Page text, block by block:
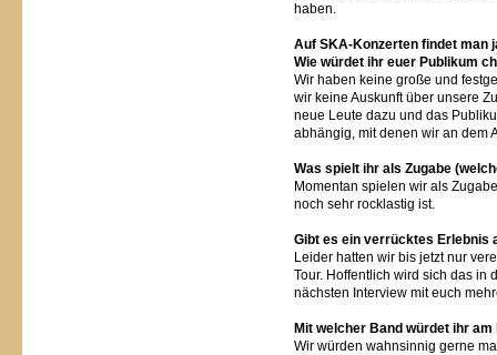
haben.
Auf SKA-Konzerten findet man
Wie würdet ihr euer Publikum
Wir haben keine große und
wir keine Auskunft über unsere
neue Leute dazu und das
abhängig, mit denen wir an dem
Was spielt ihr als Zugabe
Momentan spielen wir als
noch sehr rocklastig ist.
Gibt es ein verrücktes Erlebnis
Leider hatten wir bis jetzt nur
Tour. Hoffentlich wird sich das in
nächsten Interview mit euch
Mit welcher Band würdet ihr
Wir würden wahnsinnig gerne